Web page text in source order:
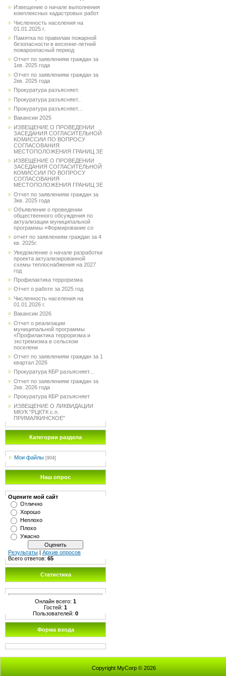
Извещение о начале выполнения
комплексных кадастровых работ
Численность населения на
01.01.2025 г.
Памятка по правилам пожарной
безопасности в весенне-летний
пожароопасный период
Отчет по заявлениям граждан за
1кв. 2025 года
Отчет по заявлениям граждан за
2кв. 2025 года
Прокуратура разъясняет.
Прокуратура разъясняет..
Прокуратура разъясняет...
Вакансии 2025
ИЗВЕЩЕНИЕ О ПРОВЕДЕНИИ
ЗАСЕДАНИЯ СОГЛАСИТЕЛЬНОЙ
КОМИССИИ ПО ВОПРОСУ
СОГЛАСОВАНИЯ
МЕСТОПОЛОЖЕНИЯ ГРАНИЦ ЗЕ
ИЗВЕЩЕНИЕ О ПРОВЕДЕНИИ
ЗАСЕДАНИЯ СОГЛАСИТЕЛЬНОЙ
КОМИССИИ ПО ВОПРОСУ
СОГЛАСОВАНИЯ
МЕСТОПОЛОЖЕНИЯ ГРАНИЦ ЗЕ
Отчет по заявлениям граждан за
3кв. 2025 года
Объявление о проведении
общественного обсуждения по
актуализации муниципальной
программы «Формирование со
отчет по заявлениям граждан за 4
кв. 2025г.
Уведомление о начале разработки
проекта актуализированной
схемы теплоснабжения на 2027
год
Профилактика терроризма
Отчет о работе за 2025 год
Численность населения на
01.01.2026 г.
Вакансии 2026
Отчет о реализации
муниципальной программы
«Профилактика терроризма и
экстремизма в сельском
поселени
Отчет по заявлениям граждан за 1
квартал 2026
Прокуратура КБР разъясняет...
Отчет по заявлениям граждан за
2кв. 2026 года
Прокуратура КБР разъясняет
ИЗВЕЩЕНИЕ О ЛИКВИДАЦИИ
МКУК "РЦКТК с.п.
ПРИМАЛКИНСКОЕ"
Категории раздела
Мои файлы [904]
Наш опрос
Оцените мой сайт
Отлично
Хорошо
Неплохо
Плохо
Ужасно
Результаты | Архив опросов
Всего ответов: 65
Статистика
Онлайн всего: 1
Гостей: 1
Пользователей: 0
Форма входа
Copyright MyCorp © 2026